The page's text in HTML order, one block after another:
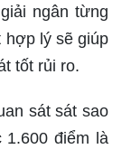
ngân từng
hợp lý sẽ giúp
tốt rủi ro.
sát sát sao
1.600 điểm là